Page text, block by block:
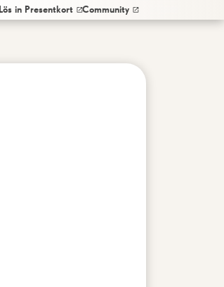
Lös in Presentkort Community